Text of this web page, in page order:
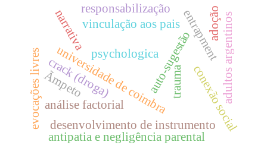
auto-sugestão
universidade de coimbra
psychologica
análise factorial
narrativa entrapment
evocações livrescrack (droga)
desenvolvimento de instrumentoconexão social
adultos argentinos
antipatia e negligência parental
vinculação aos pais
trauma
Ãmpeto
responsabilização adoção